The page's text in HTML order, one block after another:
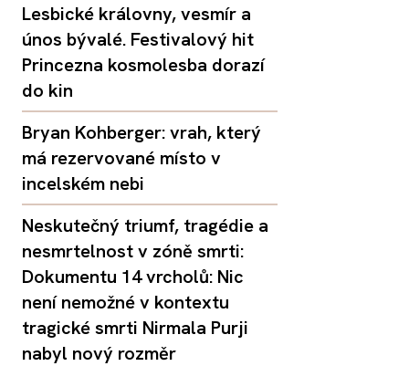
Lesbické královny, vesmír a
únos bývalé. Festivalový hit
Princezna kosmolesba dorazí
do kin
Bryan Kohberger: vrah, který
má rezervované místo v
incelském nebi
Neskutečný triumf, tragédie a
nesmrtelnost v zóně smrti:
Dokumentu 14 vrcholů: Nic
není nemožné v kontextu
tragické smrti Nirmala Purji
nabyl nový rozměr